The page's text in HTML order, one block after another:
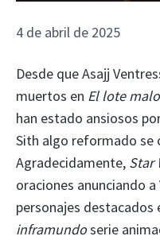
4 de abril de 2025
Desde que Asajj
muertos en El lote malo
han estado ansiosos
Sith algo reformado se
Agradecidamente, Star
oraciones anunciando
personajes destacados
inframundoserie